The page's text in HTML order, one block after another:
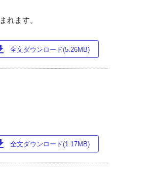
れます。
全文ダウンロード(5.26MB)
全文ダウンロード(1.17MB)